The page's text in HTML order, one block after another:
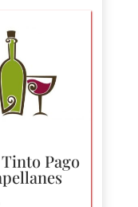
naar
hoog
Pago